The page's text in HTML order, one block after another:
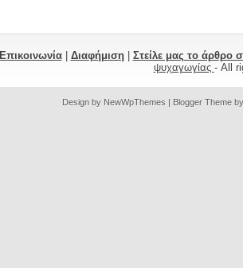
Επικοινωνία| Διαφήμιση| Στείλε μας το άρθρο
ψυχαγωγίας - All
Design by NewWpThemes | Blogger Theme